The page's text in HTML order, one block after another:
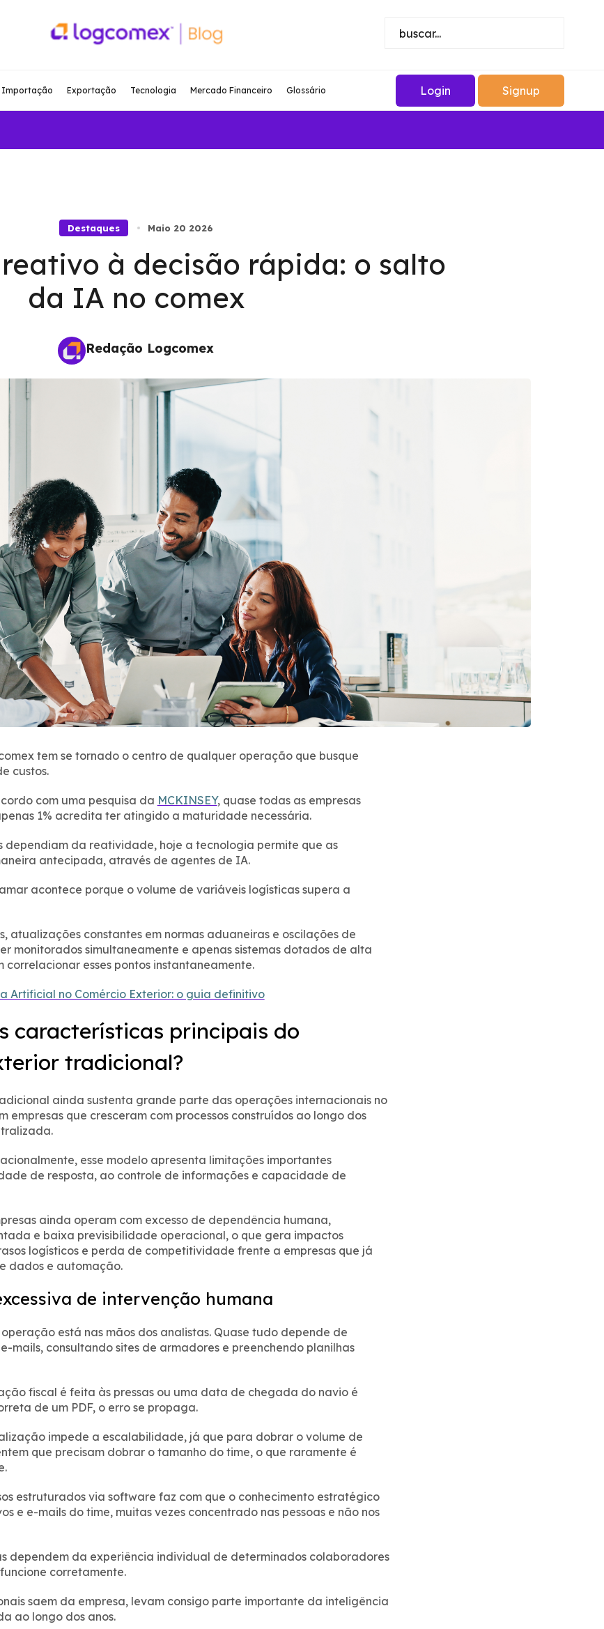
Importação Exportação Tecnologia Mercado Financeiro Glossário Login Signup
Destaques Maio 20 2026
à decisão rápida: o salto
da IA no comex
Redação Logcomex
tem se tornado o centro de qualquer operação que busque
custos.
com uma pesquisa da MCKINSEY, quase todas as empresas
1% acredita ter atingido a maturidade necessária.
dependiam da reatividade, hoje a tecnologia permite que as
antecipada, através de agentes de IA.
acontece porque o volume de variáveis logísticas supera a
atualizações constantes em normas aduaneiras e oscilações de
monitorados simultaneamente e apenas sistemas dotados de alta
correlacionar esses pontos instantaneamente.
Artificial no Comércio Exterior: o guia definitivo
características principais do
tradicional?
ainda sustenta grande parte das operações internacionais no
empresas que cresceram com processos construídos ao longo dos
esse modelo apresenta limitações importantes
de resposta, ao controle de informações e capacidade de
ainda operam com excesso de dependência humana,
e baixa previsibilidade operacional, o que gera impactos
logísticos e perda de competitividade frente a empresas que já
dados e automação.
de intervenção humana
está nas mãos dos analistas. Quase tudo depende de
mails, consultando sites de armadores e preenchendo planilhas
fiscal é feita às pressas ou uma data de chegada do navio é
de um PDF, o erro se propaga.
impede a escalabilidade, já que para dobrar o volume de
que precisam dobrar o tamanho do time, o que raramente é
estruturados via software faz com que o conhecimento estratégico
e e-mails do time, muitas vezes concentrado nas pessoas e não nos
dependem da experiência individual de determinados colaboradores
corretamente.
saem da empresa, levam consigo parte importante da inteligência
ao longo dos anos.